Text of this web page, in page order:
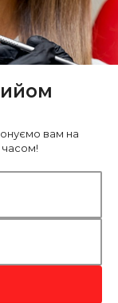
вам на